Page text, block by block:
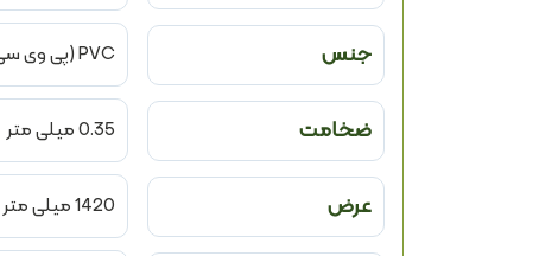
جنس PVC (پی وی سی)
ضخامت 0.35 میلی متر
عرض 1420 میلی متر